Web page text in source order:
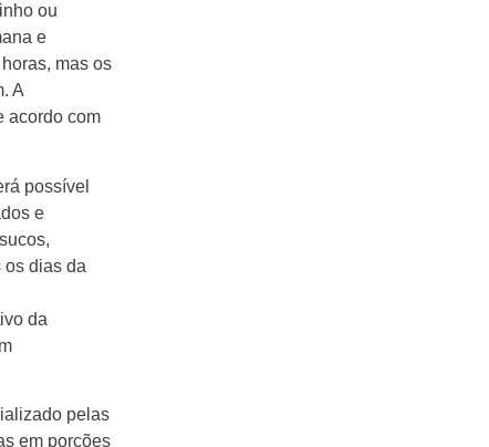
ou
e
mas os
A
acordo com
possível
e
os dias da
da
pelas
em porções